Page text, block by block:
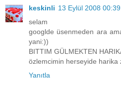
keskinli 13 Eylül 2008 00:39
selam
googlde üsenmeden ara
yani:))
BITTIM GÜLMEKTEN
özlemcimin herseyide
Yanıtla